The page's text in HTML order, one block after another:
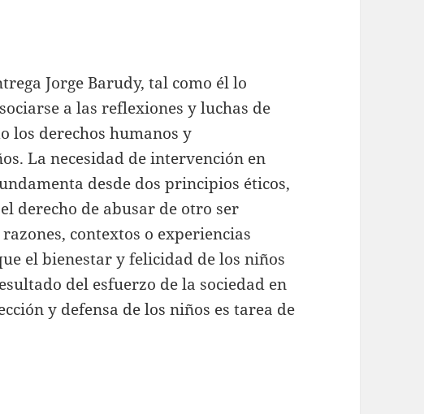
Jorge Barudy, tal como él lo
a las reflexiones y luchas de
los derechos humanos y
La necesidad de intervención en
desde dos principios éticos,
derecho de abusar de otro ser
contextos o experiencias
el bienestar y felicidad de los niños
del esfuerzo de la sociedad en
y defensa de los niños es tarea de